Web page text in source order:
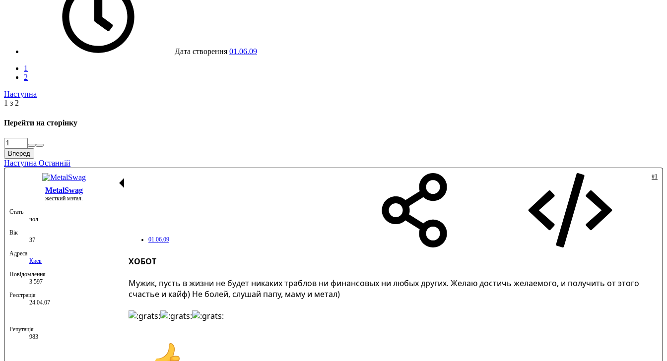
Дата створення 01.06.09
1
2
Наступна
1 з 2
Перейти на сторінку
Вперед
Наступна Останній
MetalSwag
жесткий мэтал.
Стать
чол
Вік
37
Адреса
Киев
Повідомлення
3 597
Реєстрація
24.04.07
Репутація
983
01.06.09
#1
ХОБОТ
Мужик, пусть в жизни не будет никаких траблов ни финансовых ни любых других. Желаю достичь желаемого, и получить от этого
счастье и кайф) Не болей, слушай папу, маму и метал)